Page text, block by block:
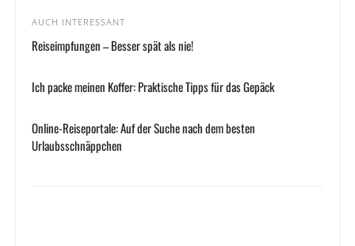
AUCH INTERESSANT
Reiseimpfungen – Besser spät als nie!
Ich packe meinen Koffer: Praktische Tipps für das Gepäck
Online-Reiseportale: Auf der Suche nach dem besten
Urlaubsschnäppchen